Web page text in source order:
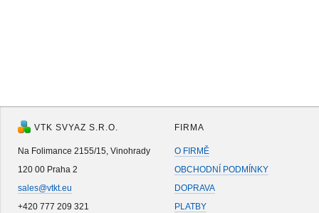
VTK SVYAZ S.R.O.
Na Folimance 2155/15, Vinohrady
120 00 Praha 2
sales@vtkt.eu
+420 777 209 321
FIRMA
O FIRMĚ
OBCHODNÍ PODMÍNKY
DOPRAVA
PLATBY